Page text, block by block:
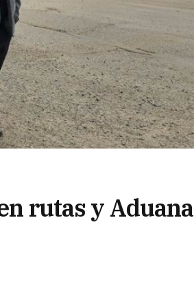
rutas y Aduana